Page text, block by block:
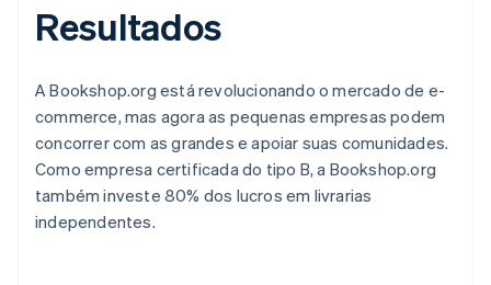
Resultados
A Bookshop.org está revolucionando o mercado de e-
commerce, mas agora as pequenas empresas podem
concorrer com as grandes e apoiar suas comunidades.
Como empresa certificada do tipo B, a Bookshop.org
também investe 80% dos lucros em livrarias
independentes.